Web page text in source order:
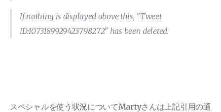
If nothing is displayed above this, "Tweet
ID:1073189929423798272" has been deleted.
スペシャルを使う状況についてMartyさんは上記引用の通